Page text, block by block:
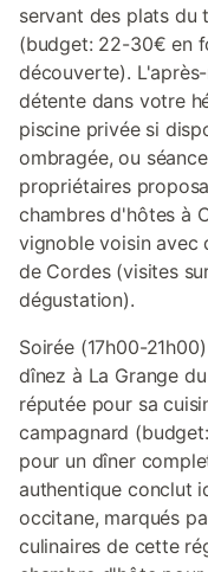
servant des plats du
(budget: 22-30€ en
découverte).
détente dans votre
piscine privée si
ombragée, ou
propriétaires
chambres d'hôtes à
vignoble voisin avec
de Cordes (visites
dégustation).
Soirée (17h00-
dînez à La Grange
réputée pour sa
campagnard
pour un dîner
authentique conclut
occitane, marqués
culinaires de cette